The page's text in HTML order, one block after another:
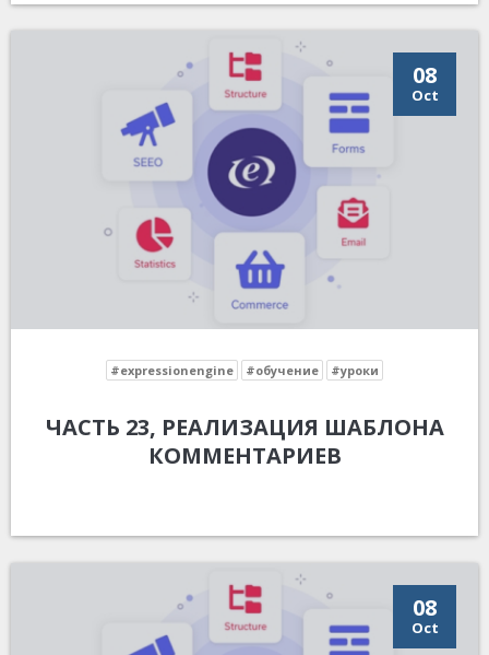
08
Oct
#expressionengine #обучение #уроки
ЧАСТЬ 23, РЕАЛИЗАЦИЯ ШАБЛОНА
КОММЕНТАРИЕВ
08
Oct